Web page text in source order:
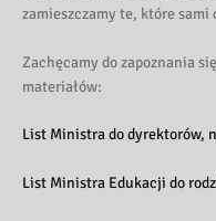
zamieszczamy te, które sami
Zachęcamy do zapoznania
materiałów:
List Ministra do dyrektorów,
List Ministra Edukacji do